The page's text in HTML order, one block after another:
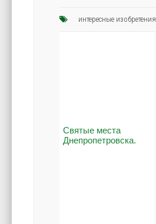
интересные изобретения
Святые места
Днепропетровска.